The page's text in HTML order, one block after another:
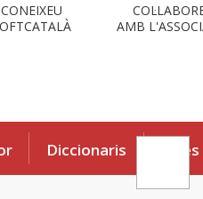
CONEIXEU
AMB
Diccionaris Eines